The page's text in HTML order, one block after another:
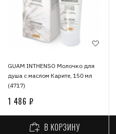
GUAM INTHENSO Молочко для
душа с маслом Карите, 150 мл
(4717)
1 486 ₽
В КОРЗИНУ